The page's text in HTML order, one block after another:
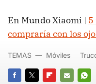
En Mundo Xiaomi | 5
compraría con los
TEMAS Móviles